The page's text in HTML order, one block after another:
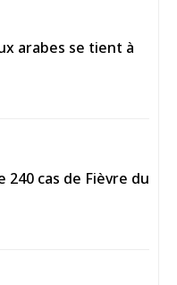
arabes se tient à
cas de Fièvre du